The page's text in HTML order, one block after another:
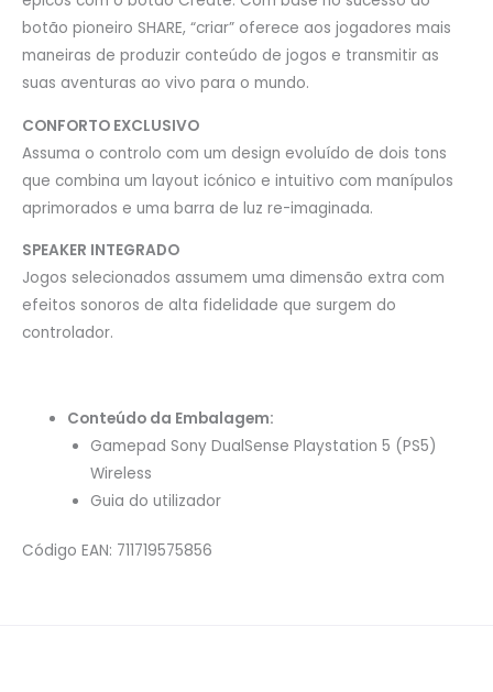
botão pioneiro SHARE, “criar” oferece aos jogadores mais
maneiras de produzir conteúdo de jogos e transmitir as
suas aventuras ao vivo para o mundo.
CONFORTO EXCLUSIVO
Assuma o controlo com um design evoluído de dois tons
que combina um layout icónico e intuitivo com manípulos
aprimorados e uma barra de luz re-imaginada.
SPEAKER INTEGRADO
Jogos selecionados assumem uma dimensão extra com
efeitos sonoros de alta fidelidade que surgem do
controlador.
Conteúdo da Embalagem:
Gamepad Sony DualSense Playstation 5 (PS5)
Wireless
Guia do utilizador
Código EAN: 711719575856